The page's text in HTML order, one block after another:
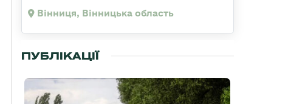
Вінниця, Вінницька область
ПУБЛІКАЦІЇ